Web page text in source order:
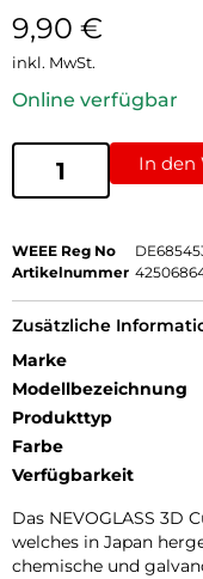
9,90 €
inkl. MwSt.
Online verfügbar
In den
WEEE Reg No
Artikelnummer
Zusätzliche
Marke
Modellbezeichnung
Produkttyp
Farbe
Verfügbarkeit
Das NEVOGLASS 3D
welches in Japan
chemische und